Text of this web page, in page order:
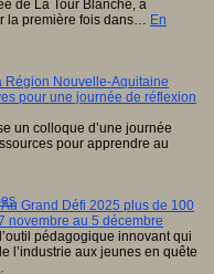
de La Tour Blanche, à
la première fois dans… En
Région Nouvelle-Aquitaine
pour une journée de réflexion
un colloque d’une journée
pour apprendre au
Grand Défi 2025 plus de 100
novembre au 5 décembre
pédagogique innovant qui
l’industrie aux jeunes en quête